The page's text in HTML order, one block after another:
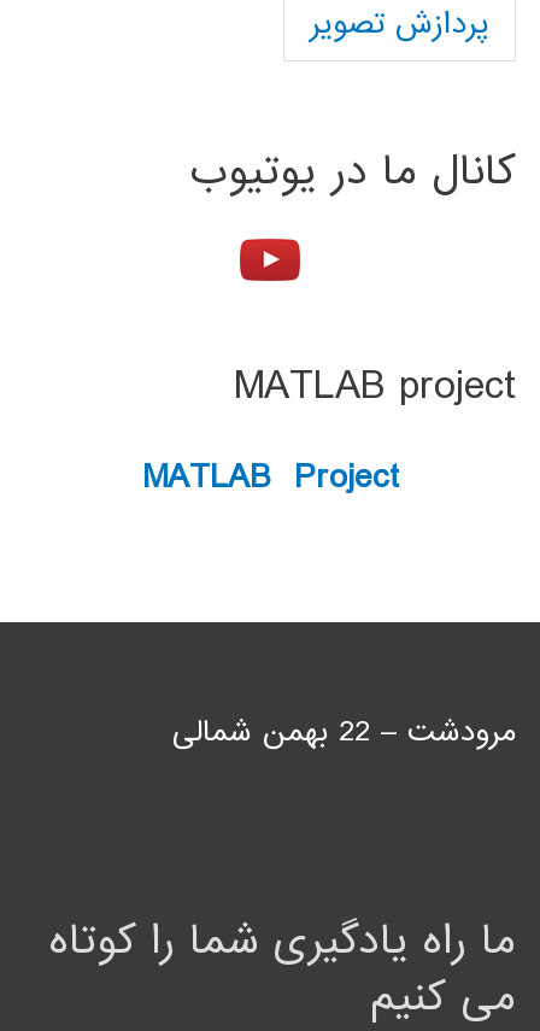
پردازش تصویر
کانال ما در یوتیوب
MATLAB project
MATLAB Project
مرودشت – 22 بهمن شمالی
ما راه یادگیری شما را کوتاه
می کنیم